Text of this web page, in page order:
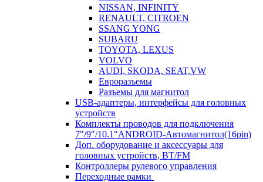
NISSAN, INFINITY
RENAULT, CITROEN
SSANG YONG
SUBARU
TOYOTA, LEXUS
VOLVO
AUDI, SKODA, SEAT,VW
Евроразъемы
Разъемы для магнитол
USB-адаптеры, интерфейсы для головных
устройств
Комплекты проводов для подключения
7"/9"/10.1"ANDROID-Автомагнитол(16pin)
Доп. оборудование и аксессуары для
головных устройств, BT/FM
Контроллеры рулевого управления
Переходные рамки